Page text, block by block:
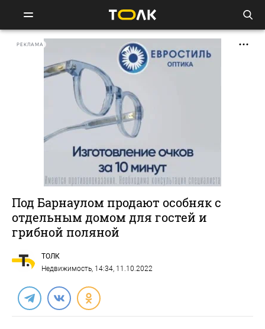
РЕКЛАМА
Под Барнаулом продают особняк с
отдельным домом для гостей и
грибной поляной
ТОЛК
Недвижимость, 14:34, 11.10.2022